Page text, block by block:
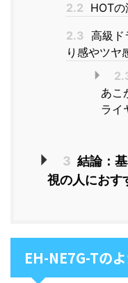
2.2 HOT
2.3 高級ド
り感やツヤ
あこ
ライ
3 結論：
視の人におす
EH-NE7G-Tの